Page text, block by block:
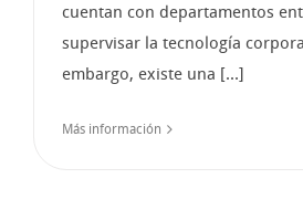
cuentan con departamentos
supervisar la tecnología
embargo, existe una [...]
Más información